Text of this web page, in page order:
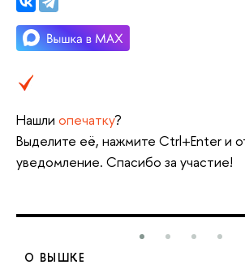
Нашли опечатку?
Выделите её, нажмите Ctrl+Enter и
уведомление. Спасибо за участие!
О ВЫШКЕ